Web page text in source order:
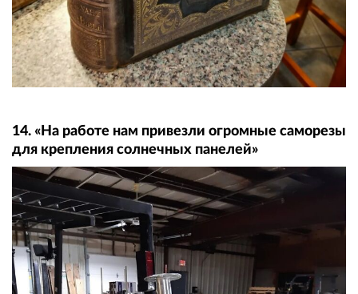
14. «На работе нам привезли огромные саморезы
для крепления солнечных панелей»